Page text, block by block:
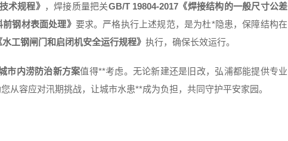
术规程》 ，焊接质量把关GB/T 19804-2017《焊接结构的一般尺寸公差
钢材表面处理》 要求。严格执行上述规范，是为杜*隐患，保障结构在
工钢闸门和启闭机安全运行规程》 执行，确保长效运行。
市内涝防治新方案值得**考虑。无论新建还是旧改，弘浦都能提供专业
从容应对汛期挑战，让城市水患**成为负担，共同守护平安家园。